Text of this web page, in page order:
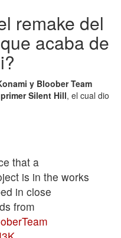
remake del
acaba de
y Bloober Team
Silent Hill, el cual dio
that a
is in the works
in close
from